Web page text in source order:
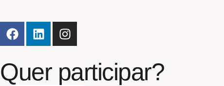
Quer participar?